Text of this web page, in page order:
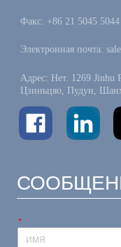
Факс: +86 21 5045 5044
Электронная почта:
Адрес: Нет. 1269 Jinhu
Цзиньцяо, Пудун,
*